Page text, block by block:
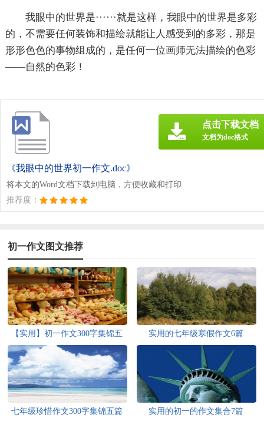
我眼中的世界是······就是这样，我眼中的世界是多彩
的，不需要任何装饰和描绘就能让人感受到的多彩，那是
形形色色的事物组成的，是任何一位画师无法描绘的色彩
——自然的色彩！
《我眼中的世界初一作文.doc》
将本文的Word文档下载到电脑，方便收藏和打印
推荐度：
点击下载文档
文档为doc格式
初一作文图文推荐
【实用】初一作文300字集锦五
篇
实用的七年级寒假作文6篇
七年级珍惜作文300字集锦五篇 实用的初一的作文集合7篇